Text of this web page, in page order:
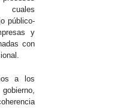
público-
y
con
a los